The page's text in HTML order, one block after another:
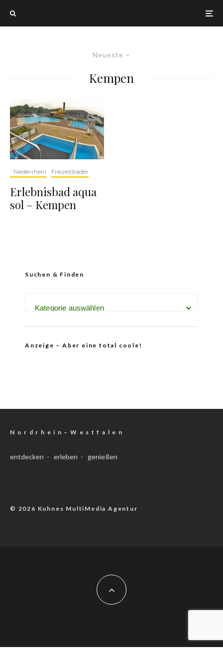
Neueste
Kempen
`Niederrhein Freizeitbäder
Erlebnisbad aqua
sol – Kempen
Suchen & Finden
Anzeige – Aber eine total coole!
N o r d r h e i n – W e s t f a l e n
entdecken - erleben - genießen
© 2026 Kuhnes MultiMedia Agentur